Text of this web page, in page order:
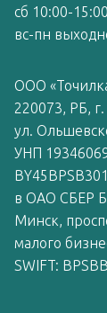
сб 10:00-15:00
вс-пн
ООО
220073, РБ,
ул.
УНП
в ОАО СБЕР
Минск,
малого
SWIFT: